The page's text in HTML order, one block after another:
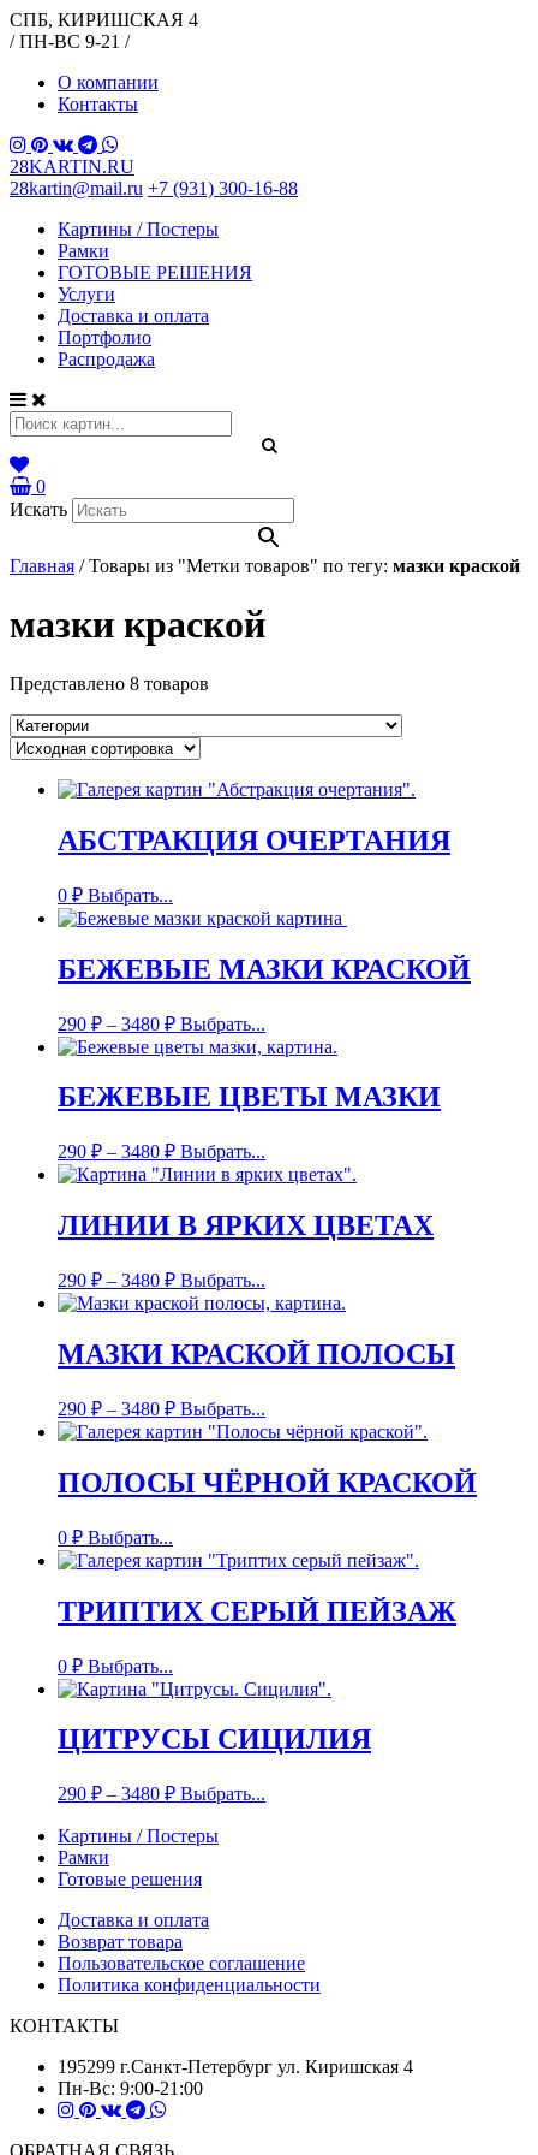
СПБ, КИРИШСКАЯ 4
/ ПН-ВС 9-21 /
О компании
Контакты
28KARTIN.RU
28kartin@mail.ru +7 (931) 300-16-88
Картины / Постеры
Рамки
ГОТОВЫЕ РЕШЕНИЯ
Услуги
Доставка и оплата
Портфолио
Распродажа
0
Искать
Главная /Товары из "Метки товаров" по тегу: мазки краской
мазки краской
Представлено 8 товаров
АБСТРАКЦИЯ ОЧЕРТАНИЯ
0 ₽ Выбрать...
БЕЖЕВЫЕ МАЗКИ КРАСКОЙ
290 ₽ – 3480 ₽ Выбрать...
БЕЖЕВЫЕ ЦВЕТЫ МАЗКИ
290 ₽ – 3480 ₽ Выбрать...
ЛИНИИ В ЯРКИХ ЦВЕТАХ
290 ₽ – 3480 ₽ Выбрать...
МАЗКИ КРАСКОЙ ПОЛОСЫ
290 ₽ – 3480 ₽ Выбрать...
ПОЛОСЫ ЧЁРНОЙ КРАСКОЙ
0 ₽ Выбрать...
ТРИПТИХ СЕРЫЙ ПЕЙЗАЖ
0 ₽ Выбрать...
ЦИТРУСЫ СИЦИЛИЯ
290 ₽ – 3480 ₽ Выбрать...
Картины / Постеры
Рамки
Готовые решения
Доставка и оплата
Возврат товара
Пользовательское соглашение
Политика конфиденциальности
КОНТАКТЫ
195299 г.Санкт-Петербург ул. Киришская 4
Пн-Вс: 9:00-21:00